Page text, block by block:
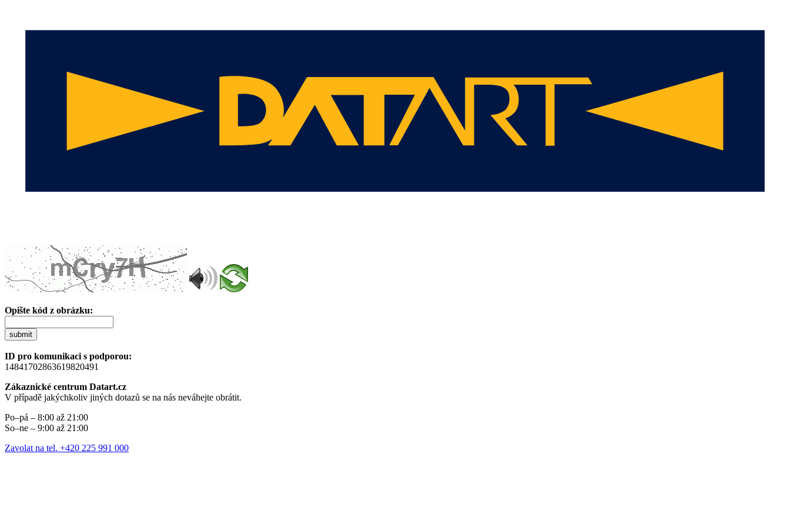
Opište kód z obrázku:
submit
ID pro komunikaci s podporou:
14841702863619820491
Zákaznické centrum Datart.cz
V případě jakýchkoliv jiných dotazů se na nás neváhejte obrátit.
Po–pá – 8:00 až 21:00
So–ne – 9:00 až 21:00
Zavolat na tel. +420 225 991 000